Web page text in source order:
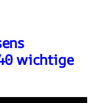
wichtige